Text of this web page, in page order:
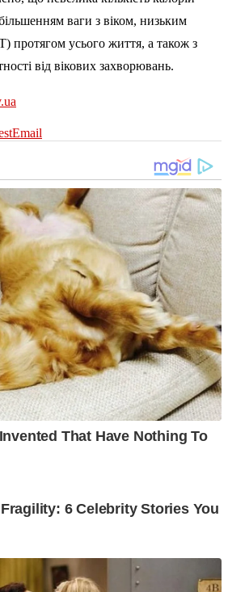
ваги з віком, низьким
протягом усього життя, а також з
від вікових захворювань.
Email